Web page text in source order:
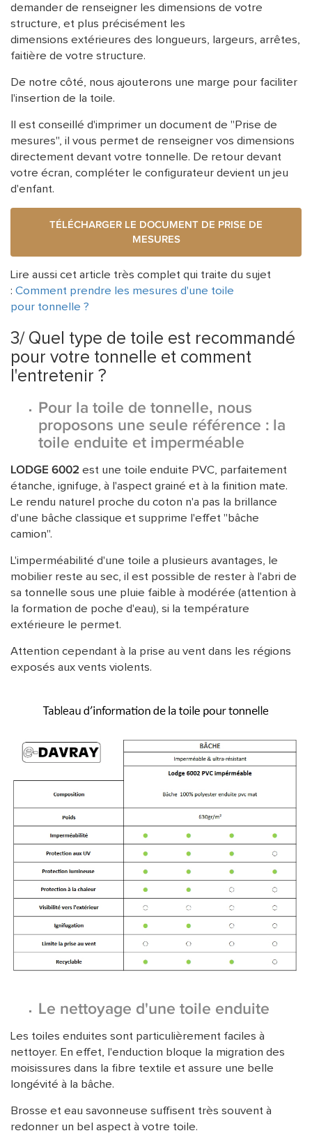
demander de renseigner les dimensions de votre
structure, et plus précisément les
dimensions extérieures des longueurs, largeurs, arrêtes,
faitière de votre structure.
De notre côté, nous ajouterons une marge pour faciliter
l'insertion de la toile.
Il est conseillé d'imprimer un document de "Prise de
mesures", il vous permet de renseigner vos dimensions
directement devant votre tonnelle. De retour devant
votre écran, compléter le configurateur devient un jeu
d'enfant.
TÉLÉCHARGER LE DOCUMENT DE PRISE DE
MESURES
Lire aussi cet article très complet qui traite du sujet
: Comment prendre les mesures d'une toile
pour tonnelle ?
3/ Quel type de toile est recommandé
pour votre tonnelle et comment
l'entretenir ?
Pour la toile de tonnelle, nous
proposons une seule référence : la
toile enduite et imperméable
LODGE 6002 est une toile enduite PVC, parfaitement
étanche, ignifuge, à l'aspect grainé et à la finition mate.
Le rendu naturel proche du coton n'a pas la brillance
d'une bâche classique et supprime l'effet "bâche
camion".
L'imperméabilité d'une toile a plusieurs avantages, le
mobilier reste au sec, il est possible de rester à l'abri de
sa tonnelle sous une pluie faible à modérée (attention à
la formation de poche d'eau), si la température
extérieure le permet.
Attention cependant à la prise au vent dans les régions
exposés aux vents violents.
Le nettoyage d'une toile enduite
Les toiles enduites sont particulièrement faciles à
nettoyer. En effet, l'enduction bloque la migration des
moisissures dans la fibre textile et assure une belle
longévité à la bâche.
Brosse et eau savonneuse suffisent très souvent à
redonner un bel aspect à votre toile.